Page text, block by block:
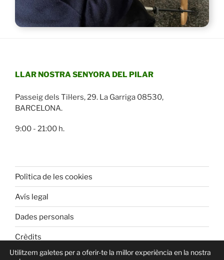
LLAR NOSTRA SENYORA DEL PILAR
Passeig dels Til·lers, 29. La Garriga 08530,
BARCELONA.
9:00 - 21:00 h.
Polìtica de les cookies
Avís legal
Dades personals
Crèdits
Utilitzem galetes per a oferir-te la millor experiència en la nostra